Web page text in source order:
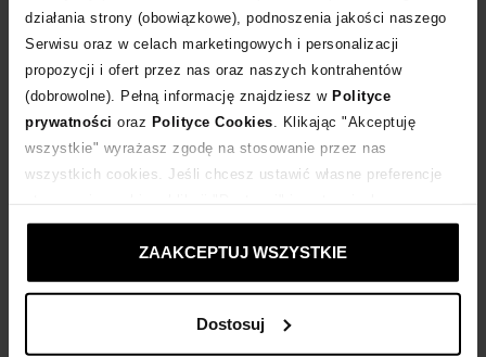
działania strony (obowiązkowe), podnoszenia jakości naszego
Serwisu oraz w celach marketingowych i personalizacji
propozycji i ofert przez nas oraz naszych kontrahentów
(dobrowolne). Pełną informację znajdziesz w Polityce
prywatności oraz Polityce Cookies . Klikając "Akceptuję
wszystkie" wyrażasz zgodę na stosowanie przez nas
wszystkich cookies. Jeśli chcesz ustawić własne preferencje
ustawienia prywatności.
ZAAKCEPTUJ WSZYSTKIE
Dostosuj
-14%
-14%
SELF PORTRAIT